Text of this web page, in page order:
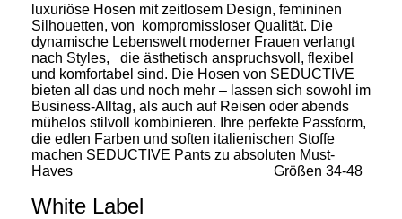
luxuriöse Hosen mit zeitlosem Design, femininen
Silhouetten, von kompromissloser Qualität. Die
dynamische Lebenswelt moderner Frauen verlangt
nach Styles, die ästhetisch anspruchsvoll, flexibel
und komfortabel sind. Die Hosen von SEDUCTIVE
bieten all das und noch mehr – lassen sich sowohl im
Business-Alltag, als auch auf Reisen oder abends
mühelos stilvoll kombinieren. Ihre perfekte Passform,
die edlen Farben und soften italienischen Stoffe
machen SEDUCTIVE Pants zu absoluten Must-
Haves Größen 34-48
White Label